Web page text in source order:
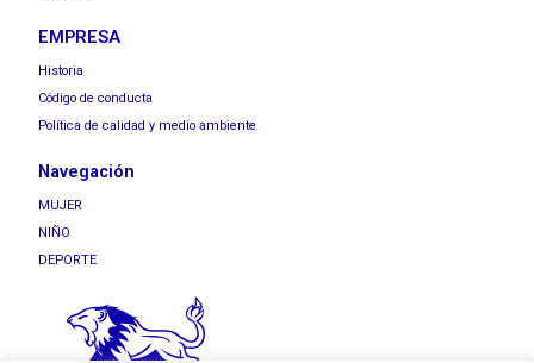
EMPRESA
Historia
Código de conducta
Política de calidad y medio ambiente
Navegación
MUJER
NIÑO
DEPORTE